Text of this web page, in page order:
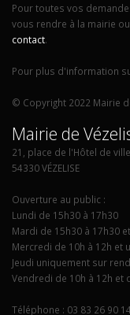
Pour toutes vos
vous rendre à la mairie
contact.
Pour plus d'information
© Copyright 2022 Mairie
Mairie de
21, place de l'Hôtel de ville
54330 VÉZELISE
Ouverture au public :
Lundi de 15h30 à 17h30
Mardi de 15h30 à 17h30
Mercredi de 10h à 12h et
Jeudi uniquement sur
Vendredi de 10h à 12h et
Téléphone : 03 83 26 90 14